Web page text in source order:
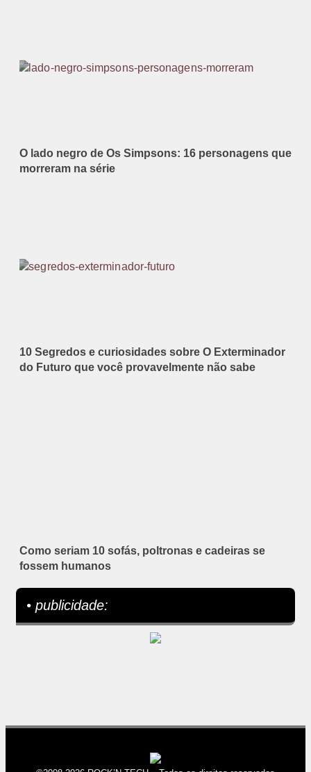
O lado negro de Os Simpsons: 16 personagens que
morreram na série
10 Segredos e curiosidades sobre O Exterminador
do Futuro que você provavelmente não sabe
Como seriam 10 sofás, poltronas e cadeiras se
fossem humanos
• publicidade: